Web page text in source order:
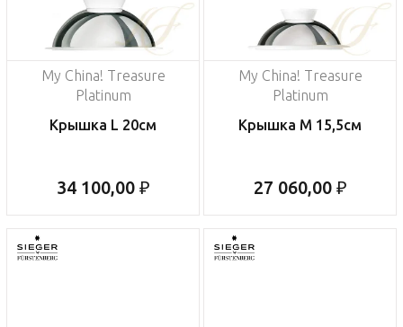
My China! Treasure
Platinum
Крышка L 20см
34 100,00 ₽
My China! Treasure
Platinum
Крышка M 15,5см
27 060,00 ₽